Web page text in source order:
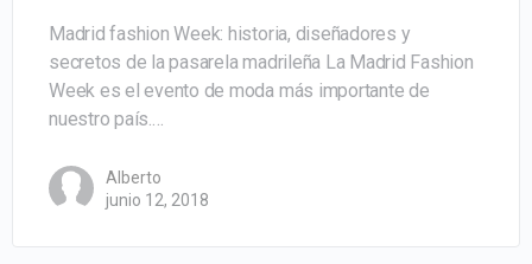
Madrid fashion Week: historia, diseñadores y
secretos de la pasarela madrileña La Madrid Fashion
Week es el evento de moda más importante de
nuestro país.…
Alberto
junio 12, 2018